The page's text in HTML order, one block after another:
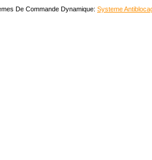
De Commande Dynamique: Systeme